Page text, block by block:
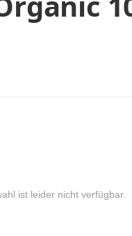
ist leider nicht verfügbar.